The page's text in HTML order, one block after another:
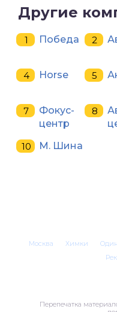
Другие
Победа
Horse
Фокус-
центр
M. Шина
Москва Химки
Перепечатка